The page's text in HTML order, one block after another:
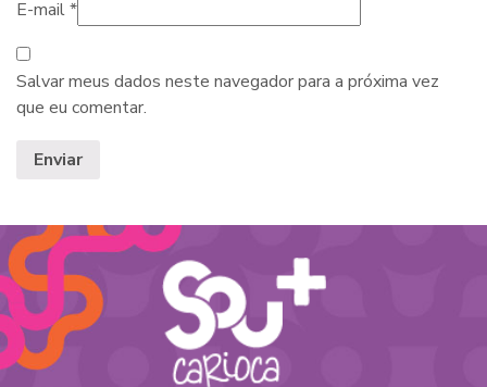
E-mail*
Salvar meus dados neste navegador para a próxima vez
que eu comentar.